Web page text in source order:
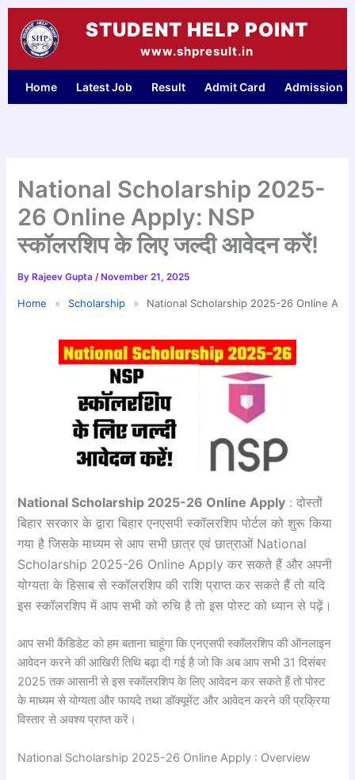
Skip
content
STUDENT HELP POINT
www.shpresult.in
Home Latest Job Result Admit Card Admission
National Scholarship 2025-
26 Online Apply: NSP
स्कॉलरशिप के लिए जल्दी आवेदन करें!
By Rajeev Gupta/ November 21, 2025
Home » Scholarship » National Scholarship 2025-26 Online
National Scholarship 2025-26 Online Apply : दोस्तों
बिहार सरकार के द्वारा बिहार एनएसपी स्कॉलरशिप पोर्टल को शुरू किया
गया है जिसके माध्यम से आप सभी छात्र एवं छात्राओं National
Scholarship 2025-26 Online Apply कर सकते हैं और अपनी
योग्यता के हिसाब से स्कॉलरशिप की राशि प्राप्त कर सकते हैं तो यदि
इस स्कॉलरशिप में आप सभी को रुचि है तो इस पोस्ट को ध्यान से पढ़ें।
आप सभी कैंडिडेट को हम बताना चाहूंगा कि एनएसपी स्कॉलरशिप की ऑनलाइन
आवेदन करने की आखिरी तिथि बढ़ा दी गई है जो कि अब आप सभी 31 दिसंबर
2025 तक आसानी से इस स्कॉलरशिप के लिए आवेदन कर सकते हैं तो पोस्ट
के माध्यम से योग्यता और फायदे तथा डॉक्यूमेंट और आवेदन करने की प्रक्रिया
विस्तार से अवश्य प्राप्त करें।
National Scholarship 2025-26 Online Apply : Overview